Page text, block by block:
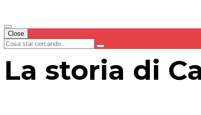
Close
La storia di